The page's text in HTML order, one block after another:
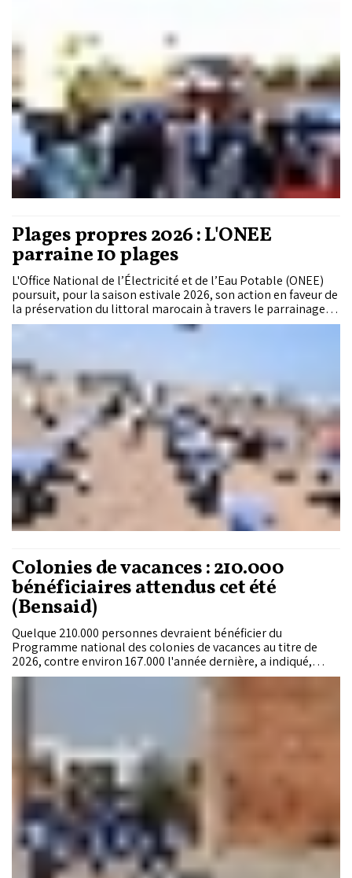
de plus en plus forte, interroge la place et les critères de la
performance scolaire ainsi que la manière dont elle façonne
les représentations sociales du succès. Dans un monde en
transformation, certaines voix s’élèvent pour défendre une
autre lecture de la réussite. En effet, beaucoup estiment que
la moyenne est certes un bon critère d’évaluation, mais elle
ne doit pas être le seul facteur à prendre en compte.
Plages propres 2026 : L'ONEE
parraine 10 plages
L'Office National de l’Électricité et de l’Eau Potable (ONEE)
poursuit, pour la saison estivale 2026, son action en faveur de
la préservation du littoral marocain à travers le parrainage
de 10 plages et ce, dans le cadre de l’opération "Plages
Propres" initiée par la Fondation Mohammed VI pour la
Colonies de vacances : 210.000
bénéficiaires attendus cet été
(Bensaid)
Quelque 210.000 personnes devraient bénéficier du
Programme national des colonies de vacances au titre de
2026, contre environ 167.000 l'année dernière, a indiqué,
lundi à Rabat, le ministre de la Jeunesse, de la Culture et de la
Communication, Mohamed Mehdi Bensaid.